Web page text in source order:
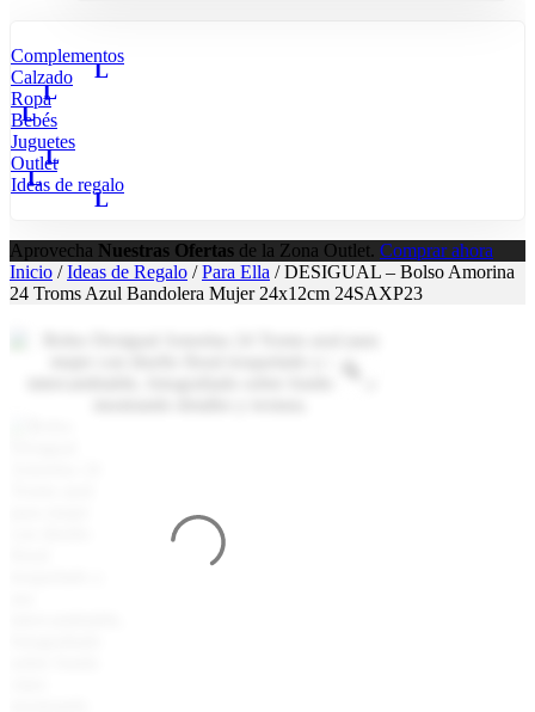
Complementos
Calzado
Ropa
Bebés
Juguetes
Outlet
Ideas de regalo
Aprovecha Nuestras Ofertas de la Zona Outlet. Comprar ahora
Inicio /Ideas de Regalo /Para Ella / DESIGUAL – Bolso Amorina
24 Troms Azul Bandolera Mujer 24x12cm 24SAXP23